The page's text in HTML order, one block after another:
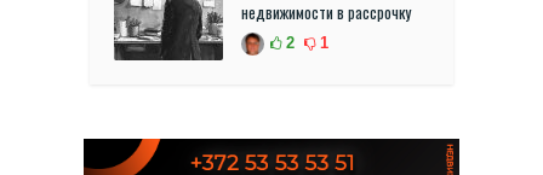
недвижимости в рассрочку
2 1